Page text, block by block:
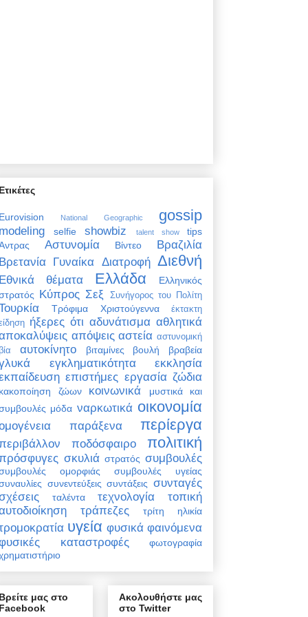
Ετικέτες
Eurovision National Geographic gossip
modeling selfie showbiz talent show
tips
Αστυνομία Βίντεο
Βραζιλία
Βρετανία Γυναίκα Διατροφή Διεθνή
Εθνικά θέματα Ελλάδα
Ελληνικός
Κύπρος Σεξ Συνήγορος του Πολίτη
Τρόφιμα Χριστούγεννα
έκτακτη
ήξερες ότι αδυνάτισμα αθλητικά
απόψεις αστεία αστυνομική
βία
αυτοκίνητο βιταμίνες βουλή βραβεία
εγκληματικότητα
εκκλησία
επιστήμες εργασία ζώδια
κακοποίηση ζώων κοινωνικά
μυστικά και
μόδα ναρκωτικά οικονομία
παράξενα περίεργα
ποδόσφαιρο πολιτική
σκυλιά στρατός συμβουλές
ομορφιάς
συμβουλές υγείας
συνεντεύξεις συντάξεις συνταγές
ταλέντα τεχνολογία
τοπική
τράπεζες τρίτη ηλικία
υγεία φυσικά φαινόμενα
καταστροφές
φωτογραφία
Βρείτε μας στο
Facebook
Ακολουθήστε μας
στο Twitter